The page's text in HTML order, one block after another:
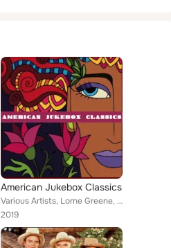
American Jukebox Classics
Various Artists, Lorne Greene, Skip & Flip, Wilbert Harrison, Bruce Channel, The Crests, Rooftop Singers, Tommy Edwards, The Riv...
2019